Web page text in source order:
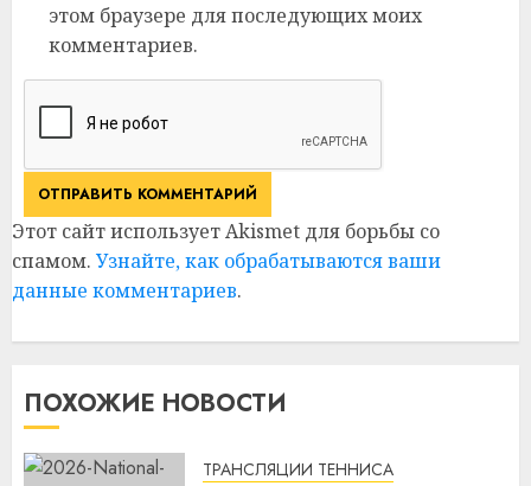
этом браузере для последующих моих
комментариев.
Этот сайт использует Akismet для борьбы со
спамом. Узнайте, как обрабатываются ваши
данные комментариев.
ПОХОЖИЕ НОВОСТИ
ТРАНСЛЯЦИИ ТЕННИСА